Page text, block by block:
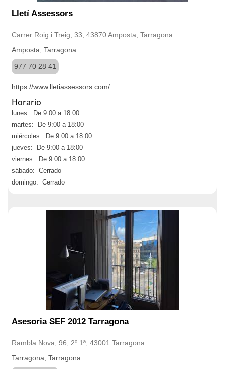
Lletí Assessors
Carrer Roig i Treig, 33, 43870 Amposta, Tarragona
Amposta, Tarragona
977 70 28 41
https://www.lletiassessors.com/
Horario
lunes: De 9:00 a 18:00
martes: De 9:00 a 18:00
miércoles: De 9:00 a 18:00
jueves: De 9:00 a 18:00
viernes: De 9:00 a 18:00
sábado: Cerrado
domingo: Cerrado
Asesoria SEF 2012 Tarragona
Rambla Nova, 96, 2º 1ª, 43001 Tarragona
Tarragona, Tarragona